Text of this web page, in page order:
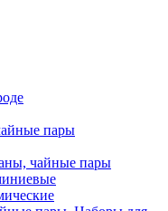
пары
чайные пары